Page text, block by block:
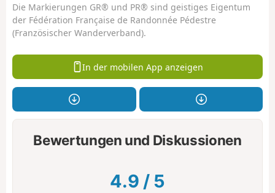
Die Markierungen GR® und PR® sind geistiges Eigentum
der Fédération Française de Randonnée Pédestre
(Französischer Wanderverband).
In der mobilen App anzeigen
Bewertungen und Diskussionen
4.9 / 5